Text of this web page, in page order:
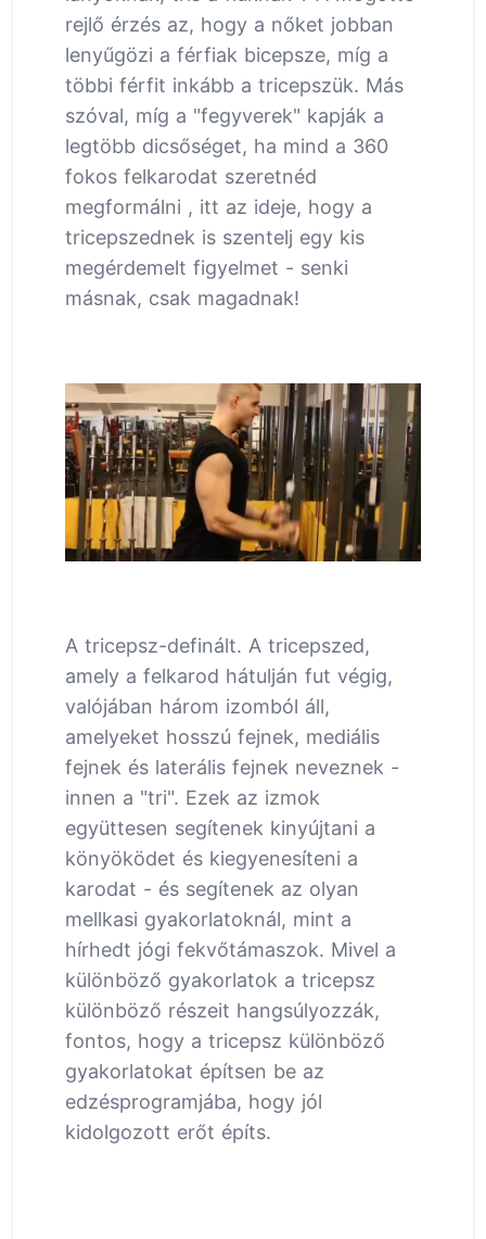
rejlő érzés az, hogy a nőket jobban
lenyűgözi a férfiak bicepsze, míg a
többi férfit inkább a tricepszük. Más
szóval, míg a "fegyverek" kapják a
legtöbb dicsőséget, ha mind a 360
fokos felkarodat szeretnéd
megformálni , itt az ideje, hogy a
tricepszednek is szentelj egy kis
megérdemelt figyelmet - senki
másnak, csak magadnak!
A tricepsz-definált. A tricepszed,
amely a felkarod hátulján fut végig,
valójában három izomból áll,
amelyeket hosszú fejnek, mediális
fejnek és laterális fejnek neveznek -
innen a "tri". Ezek az izmok
együttesen segítenek kinyújtani a
könyöködet és kiegyenesíteni a
karodat - és segítenek az olyan
mellkasi gyakorlatoknál, mint a
hírhedt jógi fekvőtámaszok. Mivel a
különböző gyakorlatok a tricepsz
különböző részeit hangsúlyozzák,
fontos, hogy a tricepsz különböző
gyakorlatokat építsen be az
edzésprogramjába, hogy jól
kidolgozott erőt építs.